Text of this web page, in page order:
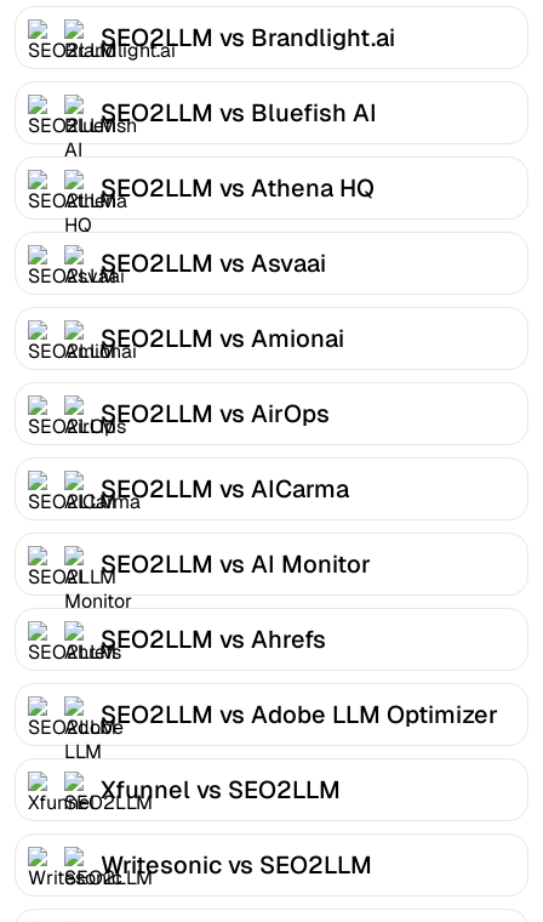
SEO2LLM vs Brandlight.ai
SEO2LLM vs Bluefish AI
SEO2LLM vs Athena HQ
SEO2LLM vs Asvaai
SEO2LLM vs Amionai
SEO2LLM vs AirOps
SEO2LLM vs AICarma
SEO2LLM vs AI Monitor
SEO2LLM vs Ahrefs
SEO2LLM vs Adobe LLM Optimizer
Xfunnel vs SEO2LLM
Writesonic vs SEO2LLM